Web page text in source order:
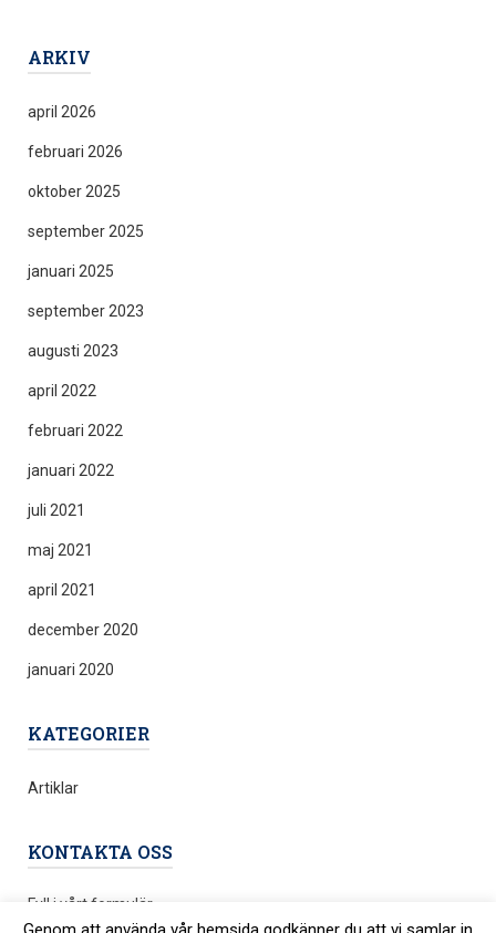
ARKIV
april 2026
februari 2026
oktober 2025
september 2025
januari 2025
september 2023
augusti 2023
april 2022
februari 2022
januari 2022
juli 2021
maj 2021
april 2021
december 2020
januari 2020
KATEGORIER
Artiklar
KONTAKTA OSS
Fyll i vårt formulär